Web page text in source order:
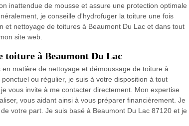
inattendue de mousse et assure une protection optimale
je conseille d'hydrofuger la toiture une fois
nettoyage de toitures à Beaumont Du Lac et dans tout
site web.
toiture à Beaumont Du Lac
matière de nettoyage et démoussage de toiture à
ou régulier, je suis à votre disposition à tout
vous invite à me contacter directement. Mon expertise
vous aidant ainsi à vous préparer financièrement. Je
votre part. Je suis basé à Beaumont Du Lac 87120 et je